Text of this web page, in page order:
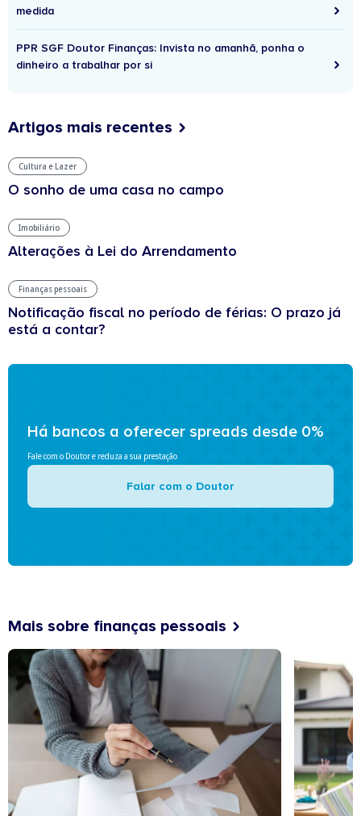
medida
PPR SGF Doutor Finanças: Invista no amanhã, ponha o
dinheiro a trabalhar por si
Artigos mais recentes
Cultura e Lazer
O sonho de uma casa no campo
Imobiliário
Alterações à Lei do Arrendamento
Finanças pessoais
Notificação fiscal no período de férias: O prazo já
está a contar?
Há bancos a oferecer spreads desde 0%
Fale com o Doutor e reduza a sua prestação
Falar com o Doutor
Mais sobre finanças pessoais